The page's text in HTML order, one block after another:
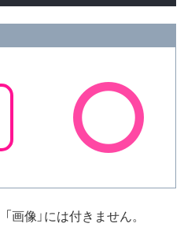
画像」には付きません。